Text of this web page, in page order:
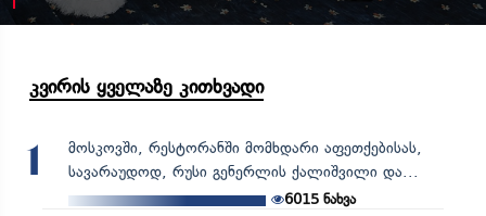
კვირის ყველაზე კითხვადი
1
მოსკოვში, რესტორანში მომხდარი აფეთქებისას,
სავარაუდოდ, რუსი გენერლის ქალიშვილი და...
6015 ნახვა